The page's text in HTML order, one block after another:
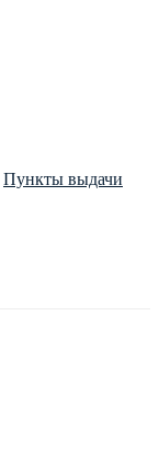
Пункты выдачи